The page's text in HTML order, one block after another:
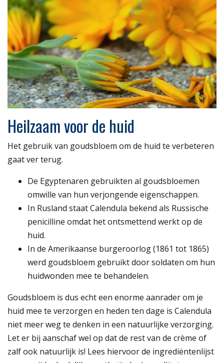
Heilzaam voor de huid
Het gebruik van goudsbloem om de huid te verbeteren
gaat ver terug.
De Egyptenaren gebruikten al goudsbloemen
omwille van hun verjongende eigenschappen.
In Rusland staat Calendula bekend als Russische
penicilline omdat het ontsmettend werkt op de
huid.
In de Amerikaanse burgeroorlog (1861 tot 1865)
werd goudsbloem gebruikt door soldaten om hun
huidwonden mee te behandelen.
Goudsbloem is dus echt een enorme aanrader om je
huid mee te verzorgen en heden ten dage is Calendula
niet meer weg te denken in een natuurlijke verzorging.
Let er bij aanschaf wel op dat de rest van de crème of
zalf ook natuurlijk is! Lees hiervoor de ingrediëntenlijst